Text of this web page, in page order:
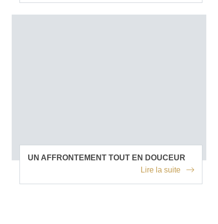
UN AFFRONTEMENT TOUT EN DOUCEUR
Lire la suite